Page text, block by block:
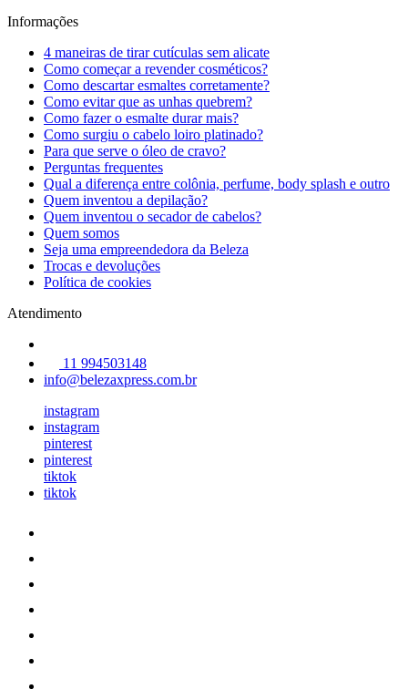
Informações
4 maneiras de tirar cutículas sem alicate
Como começar a revender cosméticos?
Como descartar esmaltes corretamente?
Como evitar que as unhas quebrem?
Como fazer o esmalte durar mais?
Como surgiu o cabelo loiro platinado?
Para que serve o óleo de cravo?
Perguntas frequentes
Qual a diferença entre colônia, perfume, body splash e outro
Quem inventou a depilação?
Quem inventou o secador de cabelos?
Quem somos
Seja uma empreendedora da Beleza
Trocas e devoluções
Política de cookies
Atendimento
11 994503148
info@belezaxpress.com.br
instagram
instagram
pinterest
pinterest
tiktok
tiktok